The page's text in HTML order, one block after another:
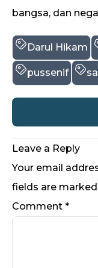
bangsa, dan
Darul Hikam
pussenif
Leave a Reply
Your email
fields are marked
Comment *